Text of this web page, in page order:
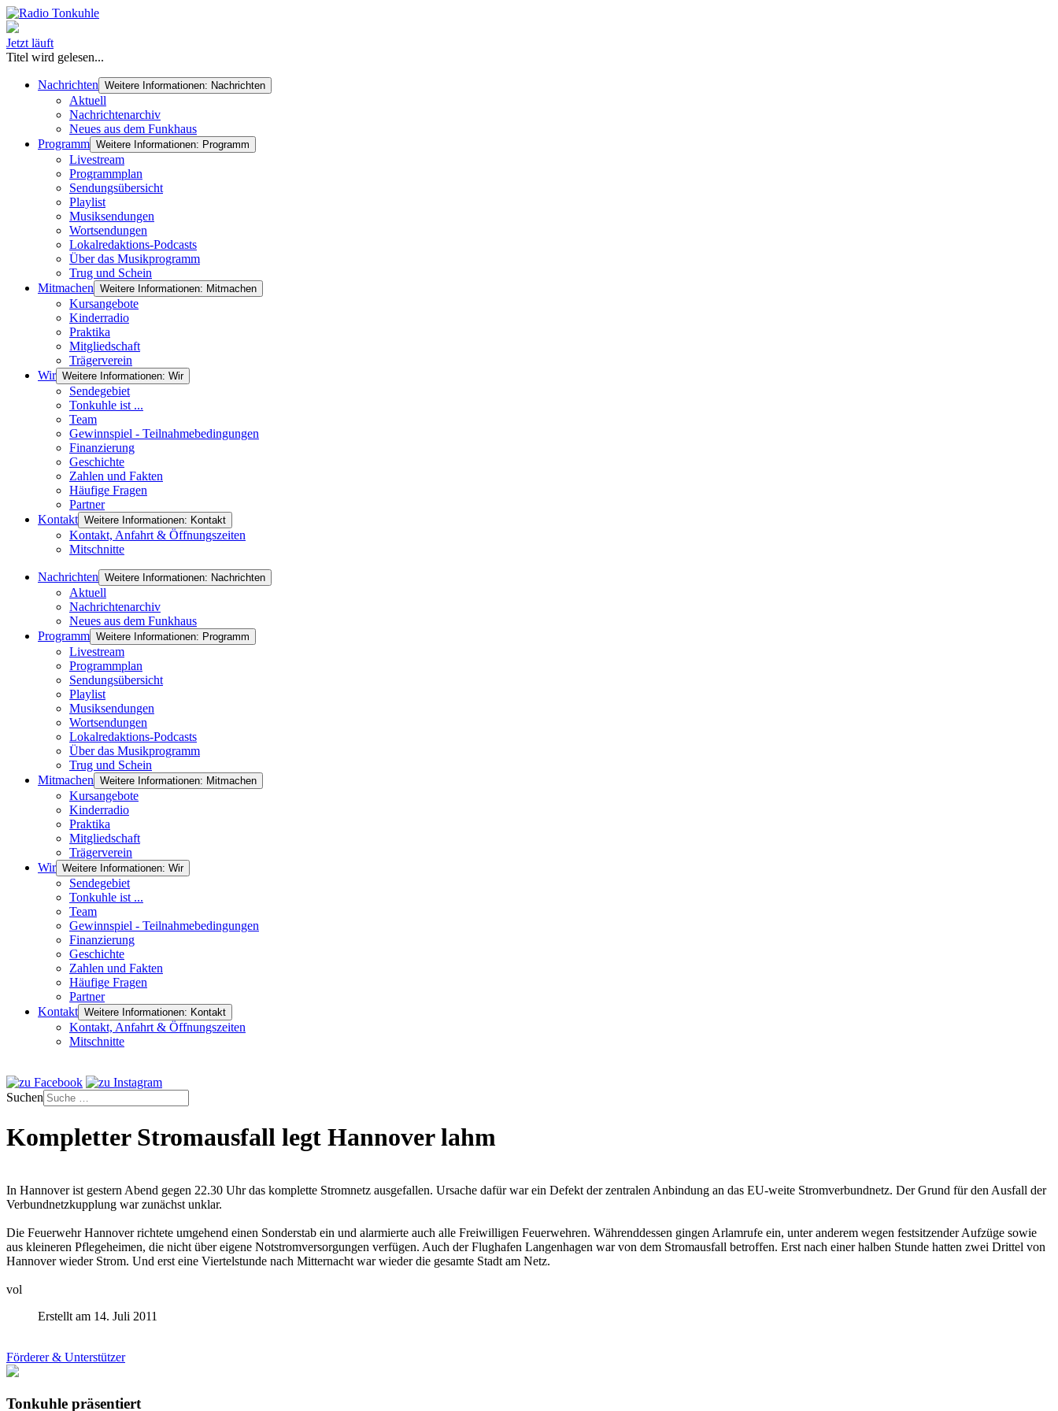
Jetzt läuft
Titel wird gelesen...
Nachrichten Weitere Informationen: Nachrichten
Aktuell
Nachrichtenarchiv
Neues aus dem Funkhaus
Programm Weitere Informationen: Programm
Livestream
Programmplan
Sendungsübersicht
Playlist
Musiksendungen
Wortsendungen
Lokalredaktions-Podcasts
Über das Musikprogramm
Trug und Schein
Mitmachen Weitere Informationen: Mitmachen
Kursangebote
Kinderradio
Praktika
Mitgliedschaft
Trägerverein
Wir Weitere Informationen: Wir
Sendegebiet
Tonkuhle ist ...
Team
Gewinnspiel - Teilnahmebedingungen
Finanzierung
Geschichte
Zahlen und Fakten
Häufige Fragen
Partner
Kontakt Weitere Informationen: Kontakt
Kontakt, Anfahrt & Öffnungszeiten
Mitschnitte
Nachrichten Weitere Informationen: Nachrichten
Aktuell
Nachrichtenarchiv
Neues aus dem Funkhaus
Programm Weitere Informationen: Programm
Livestream
Programmplan
Sendungsübersicht
Playlist
Musiksendungen
Wortsendungen
Lokalredaktions-Podcasts
Über das Musikprogramm
Trug und Schein
Mitmachen Weitere Informationen: Mitmachen
Kursangebote
Kinderradio
Praktika
Mitgliedschaft
Trägerverein
Wir Weitere Informationen: Wir
Sendegebiet
Tonkuhle ist ...
Team
Gewinnspiel - Teilnahmebedingungen
Finanzierung
Geschichte
Zahlen und Fakten
Häufige Fragen
Partner
Kontakt Weitere Informationen: Kontakt
Kontakt, Anfahrt & Öffnungszeiten
Mitschnitte
Suchen
Kompletter Stromausfall legt Hannover lahm
In Hannover ist gestern Abend gegen 22.30 Uhr das komplette Stromnetz ausgefallen. Ursache dafür war ein Defekt der zentralen Anbindung an das EU-weite Stromverbundnetz. Der Grund für den Ausfall der
Verbundnetzkupplung war zunächst unklar.
Die Feuerwehr Hannover richtete umgehend einen Sonderstab ein und alarmierte auch alle Freiwilligen Feuerwehren. Währenddessen gingen Arlamrufe ein, unter anderem wegen festsitzender Aufzüge sowie
aus kleineren Pflegeheimen, die nicht über eigene Notstromversorgungen verfügen. Auch der Flughafen Langenhagen war von dem Stromausfall betroffen. Erst nach einer halben Stunde hatten zwei Drittel von
Hannover wieder Strom. Und erst eine Viertelstunde nach Mitternacht war wieder die gesamte Stadt am Netz.
vol
Erstellt am 14. Juli 2011
Förderer & Unterstützer
Tonkuhle präsentiert